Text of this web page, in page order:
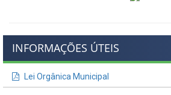
INFORMAÇÕES ÚTEIS
Lei Orgânica Municipal